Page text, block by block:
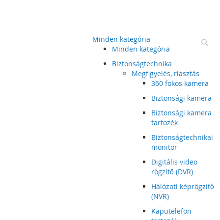
Minden kategória
Minden kategória
Biztonságtechnika
Megfigyelés, riasztás
360 fokos kamera
Biztonsági kamera
Biztonsági kamera
tartozék
Biztonságtechnikai
monitor
Digitális video
rögzítő (DVR)
Hálózati képrögzítő
(NVR)
Kaputelefon